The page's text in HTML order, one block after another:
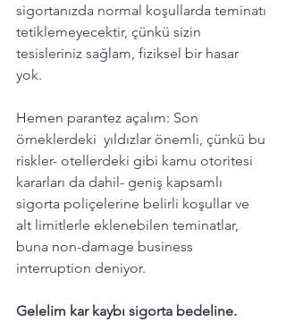
sigortanızda normal koşullarda teminatı
tetiklemeyecektir, çünkü sizin
tesisleriniz sağlam, fiziksel bir hasar
yok.
Hemen parantez açalım: Son
örneklerdeki  yıldızlar önemli, çünkü bu
riskler- otellerdeki gibi kamu otoritesi
kararları da dahil- geniş kapsamlı
sigorta poliçelerine belirli koşullar ve
alt limitlerle eklenebilen teminatlar,
buna non-damage business
interruption deniyor.
Gelelim kar kaybı sigorta bedeline.